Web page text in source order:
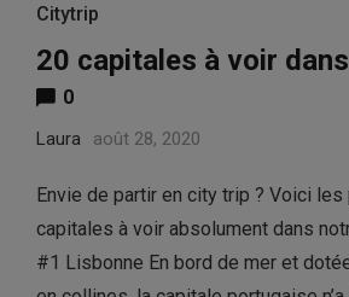
Citytrip
20 capitales à voir
0
Laura août 28, 2020
Envie de partir en city trip ? Voici
capitales à voir absolument dans
#1 Lisbonne En bord de mer et